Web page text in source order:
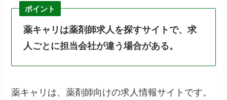
ポイント
薬キャリは薬剤師求人を探すサイトで、求
人ごとに担当会社が違う場合がある。
薬キャリは、薬剤師向けの求人情報サイトです。